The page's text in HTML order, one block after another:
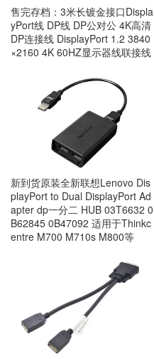
售完存档：3米长镀金接口Displa
yPort线 DP线 DP公对公 4K高清
DP连接线 DisplayPort 1.2 3840
×2160 4K 60HZ显示器线联接线
新到货原装全新联想Lenovo Dis
playPort to Dual DisplayPort Ad
apter dp一分二 HUB 03T6632 0
B62845 0B47092 适用于Thinkc
entre M700 M710s M800等